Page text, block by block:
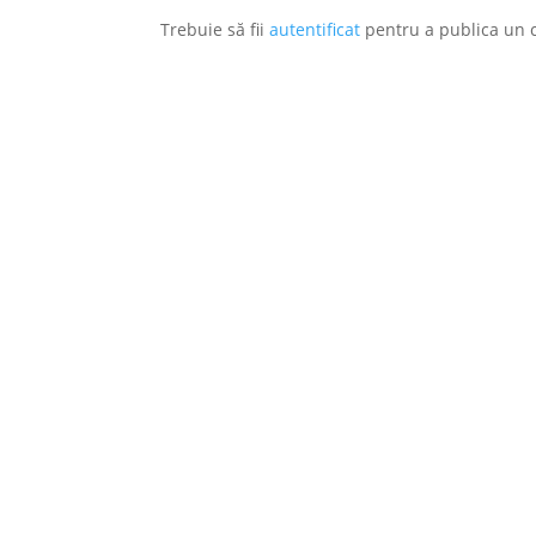
Trebuie să fiiautentificat pentru a publica un